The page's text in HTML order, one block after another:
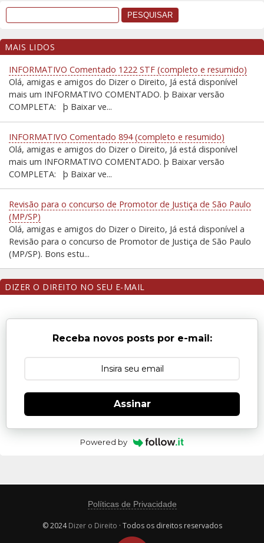
MAIS LIDOS
INFORMATIVO Comentado 1222 STF (completo e resumido)
Olá, amigas e amigos do Dizer o Direito, Já está disponível
mais um INFORMATIVO COMENTADO. þ Baixar versão
COMPLETA: þ Baixar ve...
INFORMATIVO Comentado 894 (completo e resumido)
Olá, amigas e amigos do Dizer o Direito, Já está disponível
mais um INFORMATIVO COMENTADO. þ Baixar versão
COMPLETA: þ Baixar ve...
Revisão para o concurso de Promotor de Justiça de São Paulo
(MP/SP)
Olá, amigas e amigos do Dizer o Direito, Já está disponível a
Revisão para o concurso de Promotor de Justiça de São Paulo
(MP/SP). Bons estu...
DIZER O DIREITO NO SEU E-MAIL
Receba novos posts por e-mail:
Assinar
Powered by
Políticas de Privacidade
© 2024Dizer o Direito · Todos os direitos reservados